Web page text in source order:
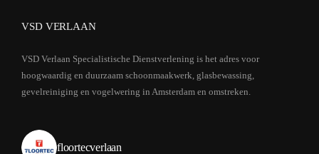
VSD VERLAAN
VSD Verlaan Specialistische Dienstverlening is het adres voor
hoogwaardig en duurzaam schoonmaakwerk, glasbewassing,
gevelreiniging en vogelwering in Amsterdam en omstreken.
floortecverlaan